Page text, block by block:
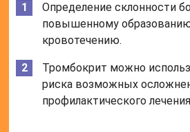
Определение склонности
повышенному
кровотечению.
Тромбокрит можно
риска возможных
профилактического